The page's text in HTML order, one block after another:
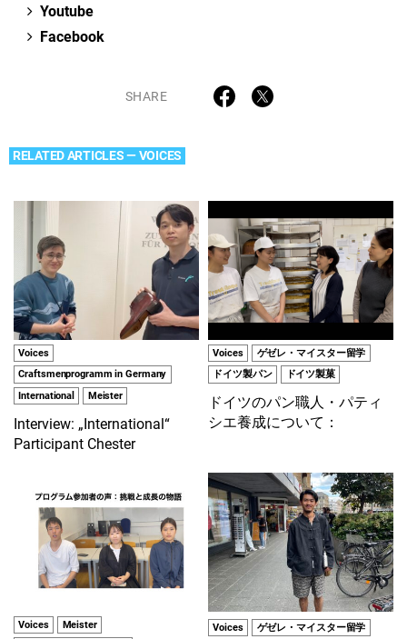
Youtube
Facebook
SHARE
RELATED ARTICLES — VOICES
Voices
Craftsmenprogramm in Germany
International
Meister
Interview: „International“
Participant Chester
Voices
ゲゼレ・マイスター留学
ドイツ製パン
ドイツ製菓
ドイツのパン職人・パティ
シエ養成について：
Voices
Meister
Voices ゲゼレ・マイスター留学